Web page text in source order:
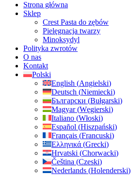
Strona główna
Sklep
Crest Pasta do zębów
Pielęgnacja twarzy
Minoksydyl
Polityka zwrotów
O nas
Kontakt
Polski
English (Angielski)
Deutsch (Niemiecki)
Български (Bułgarski)
Magyar(Węgierski)
Italiano (Włoski)
Español (Hiszpański)
Français (Francuski)
Ελληνικά (Grecki)
Hrvatski (Chorwacki)
Čeština (Czeski)
Nederlands (Holenderski)